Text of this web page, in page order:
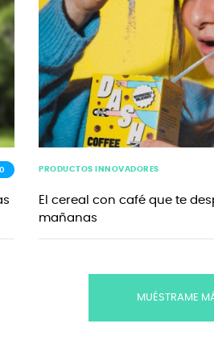
PRODUCTOS INNOVADORES
El cereal con café que te
mañanas
MUÉSTRAME